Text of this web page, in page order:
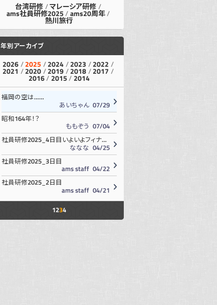
台湾研修 マレーシア研修
ams社員研修2025 ams20周年
熱川旅行
年別アーカイブ
2026 2025 2024 2023 2022
2021 2020 2019 2018 2017
2016 2015 2014
07/29
あいちゃん
福岡の空は……
07/04
ももぞう
昭和164年！？
04/25
ななな
社員研修2025_4日目いよいよフィナーレ！
04/22
ams staff
社員研修2025_3日目
04/21
ams staff
社員研修2025_2日目
1234